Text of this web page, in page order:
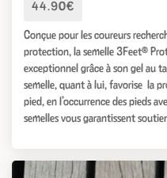
44.90€
Conçue pour les coureurs
protection, la semelle 3Feet®
exceptionnel grâce à son gel au
semelle, quant à lui, favorise la
pied, en l’occurrence des pieds
semelles vous garantissent